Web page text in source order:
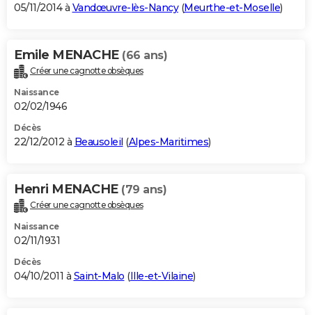
05/11/2014 à Vandœuvre-lès-Nancy(Meurthe-et-Moselle)
Emile MENACHE (66 ans)
Créer une cagnotte obsèques
Naissance
02/02/1946
Décès
22/12/2012 à Beausoleil (Alpes-Maritimes)
Henri MENACHE (79 ans)
Créer une cagnotte obsèques
Naissance
02/11/1931
Décès
04/10/2011 à Saint-Malo (Ille-et-Vilaine)